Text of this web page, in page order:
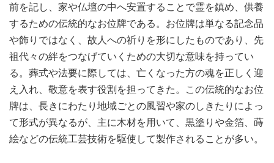
前を記し、家や仏壇の中へ安置することで霊を鎮め、供養
するための伝統的なお位牌である。お位牌は単なる記念品
や飾りではなく、故人への祈りを形にしたものであり、先
祖代々の絆をつなげていくための大切な意味を持ってい
る。葬式や法要に際しては、亡くなった方の魂を正しく迎
え入れ、敬意を表す役割を担ってきた。この伝統的なお位
牌は、長きにわたり地域ごとの風習や家のしきたりによっ
て形式が異なるが、主に木材を用いて、黒塗りや金箔、蒔
絵などの伝統工芸技術を駆使して製作されることが多い。